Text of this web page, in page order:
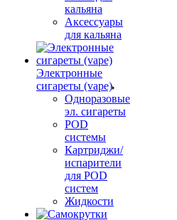
кальяна
Аксессуары
для кальяна
Электронные
сигареты (vape)
Одноразовые
эл. сигареты
POD
системы
Картриджи/
испарители
для POD
систем
Жидкости